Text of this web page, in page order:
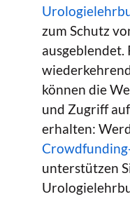
zum Schutz
ausgeblendet.
können die
und Zugriff
erhalten:
unterstützen